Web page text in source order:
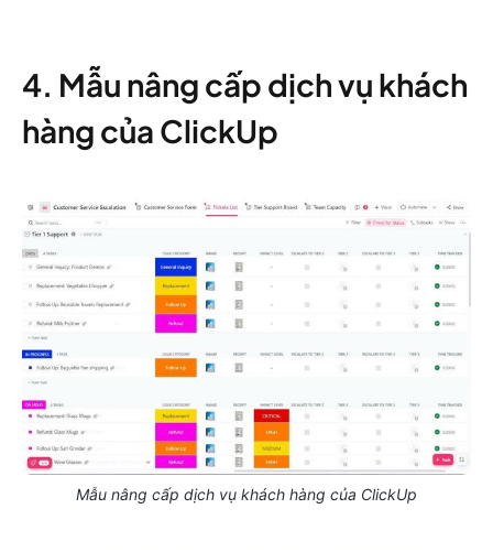
4. Mẫu nâng cấp dịch vụ khách
hàng của ClickUp
Mẫu nâng cấp dịch vụ khách hàng của ClickUp